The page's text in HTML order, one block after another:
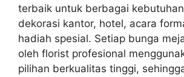
terbaik untuk berbagai
dekorasi kantor, hotel, acara
hadiah spesial. Setiap bunga
oleh florist profesional
pilihan berkualitas tinggi,